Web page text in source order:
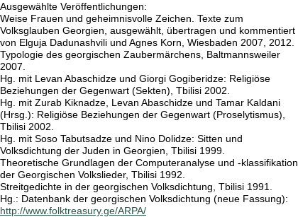
Ausgewählte Veröffentlichungen:
Weise Frauen und geheimnisvolle Zeichen. Texte zum
Volksglauben Georgien, ausgewählt, übertragen und kommentiert
von Elguja Dadunashvili und Agnes Korn, Wiesbaden 2007, 2012.
Typologie des georgischen Zaubermärchens, Baltmannsweiler
2007.
Hg. mit Levan Abaschidze und Giorgi Gogiberidze: Religiöse
Beziehungen der Gegenwart (Sekten), Tbilisi 2002.
Hg. mit Zurab Kiknadze, Levan Abaschidze und Tamar Kaldani
(Hrsg.): Religiöse Beziehungen der Gegenwart (Proselytismus),
Tbilisi 2002.
Hg. mit Soso Tabutsadze und Nino Dolidze: Sitten und
Volksdichtung der Juden in Georgien, Tbilisi 1999.
Theoretische Grundlagen der Computeranalyse und -klassifikation
der Georgischen Volkslieder, Tbilisi 1992.
Streitgedichte in der georgischen Volksdichtung, Tbilisi 1991.
Hg.: Datenbank der georgischen Volksdichtung (neue Fassung):
http://www.folktreasury.ge/ARPA/